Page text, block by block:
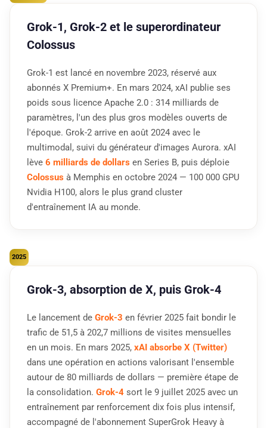
Grok-1, Grok-2 et le superordinateur
Colossus
Grok-1 est lancé en novembre 2023, réservé aux
abonnés X Premium+. En mars 2024, xAI publie ses
poids sous licence Apache 2.0 : 314 milliards de
paramètres, l'un des plus gros modèles ouverts de
l'époque. Grok-2 arrive en août 2024 avec le
multimodal, suivi du générateur d'images Aurora. xAI
lève 6 milliards de dollars en Series B, puis déploie
Colossus à Memphis en octobre 2024 — 100 000 GPU
Nvidia H100, alors le plus grand cluster
d'entraînement IA au monde.
2025
Grok-3, absorption de X, puis Grok-4
Le lancement de Grok-3 en février 2025 fait bondir le
trafic de 51,5 à 202,7 millions de visites mensuelles
en un mois. En mars 2025, xAI absorbe X (Twitter)
dans une opération en actions valorisant l'ensemble
autour de 80 milliards de dollars — première étape de
la consolidation. Grok-4 sort le 9 juillet 2025 avec un
entraînement par renforcement dix fois plus intensif,
accompagné de l'abonnement SuperGrok Heavy à